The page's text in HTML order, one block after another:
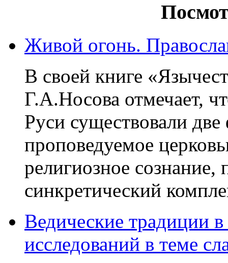
Живой огонь.
В своей книге
Г.А.Носова отмечает,
Руси существовали
проповедуемое
религиозное сознание,
синкретический
Ведические традиции
исследований в теме